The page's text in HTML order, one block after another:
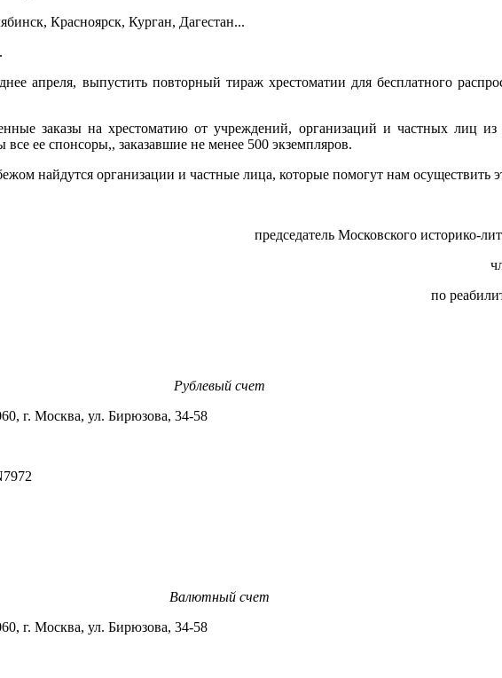
Красноярск, Курган, Дагестан...
апреля, выпустить повторный тираж хрестоматии для бесплатного
заказы на хрестоматию от учреждений, организаций и частных лиц из
ее спонсоры,, заказавшие не менее 500 экземпляров.
найдутся организации и частные лица, которые помогут нам осуществить
председатель Московского историко-
по
Рублевый счет
г. Москва, ул. Бирюзова, 34-58
Валютный счет
г. Москва, ул. Бирюзова, 34-58